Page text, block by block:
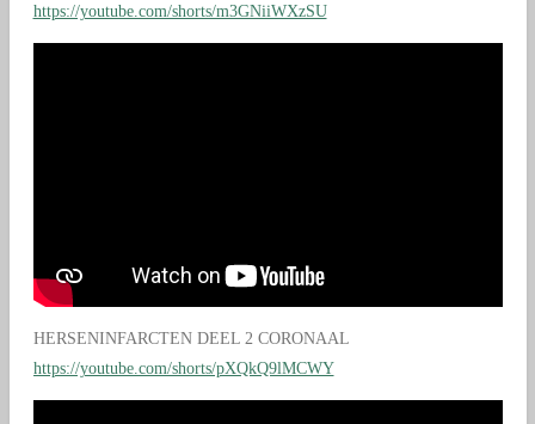
https://youtube.com/shorts/m3GNiiWXzSU
HERSENINFARCTEN DEEL 2 CORONAAL
https://youtube.com/shorts/pXQkQ9lMCWY